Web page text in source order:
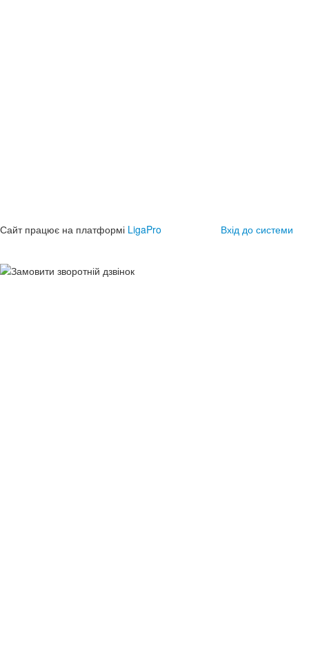
Сайт працює на платформі LigaPro Вхід до системи